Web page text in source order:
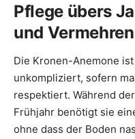
Pflege übers
und Vermehren
Die Kronen-Anemone
unkompliziert, sofern
respektiert. Während
Frühjahr benötigt sie
ohne dass der Boden